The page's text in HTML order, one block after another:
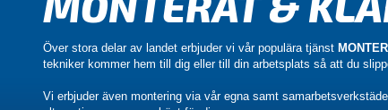
Över stora delar av landet erbjuder vi vår populära tjänst
tekniker kommer hem till dig eller till din arbetsplats så att du
Vi erbjuder även montering via vår egna samt